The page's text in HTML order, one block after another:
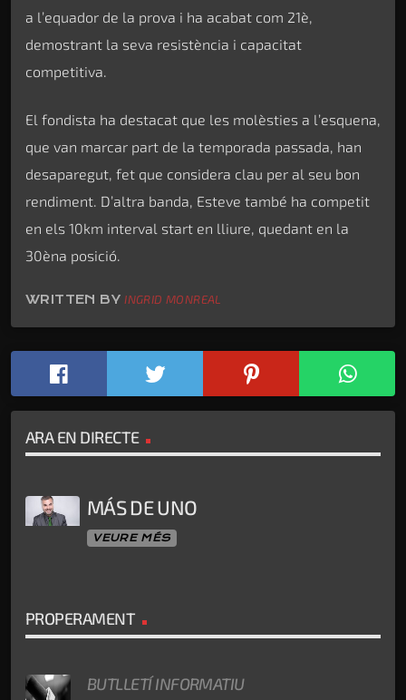
a l’equador de la prova i ha acabat com 21è,
demostrant la seva resistència i capacitat
competitiva.
El fondista ha destacat que les molèsties a l’esquena,
que van marcar part de la temporada passada, han
desaparegut, fet que considera clau per al seu bon
rendiment. D’altra banda, Esteve també ha competit
en els 10km interval start en lliure, quedant en la
30èna posició.
WRITTEN BYINGRID MONREAL
ARA EN DIRECTE
MÁS DE UNO
VEURE MÉS
PROPERAMENT
BUTLLETÍ INFORMATIU